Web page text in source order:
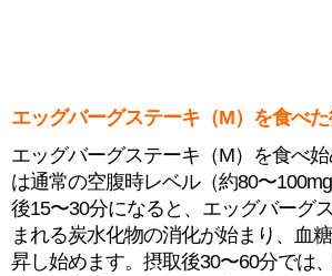
エッグバーグステーキ（M）を食べ
エッグバーグステーキ（M）を食べ
は通常の空腹時レベル（約80〜
後15〜30分になると、エッグバーグ
まれる炭水化物の消化が始まり、血
昇し始めます。摂取後30〜60分では